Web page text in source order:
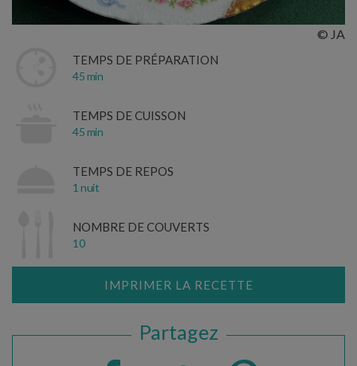
© JA
TEMPS DE PRÉPARATION
45 min
TEMPS DE CUISSON
45 min
TEMPS DE REPOS
1 nuit
NOMBRE DE COUVERTS
10
IMPRIMER LA RECETTE
Partagez